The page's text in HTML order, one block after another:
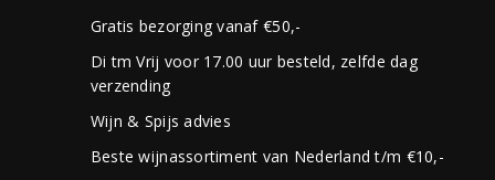
Gratis bezorging vanaf €50,-
Di tm Vrij voor 17.00 uur besteld, zelfde dag
verzending
Wijn & Spijs advies
Beste wijnassortiment van Nederland t/m €10,-